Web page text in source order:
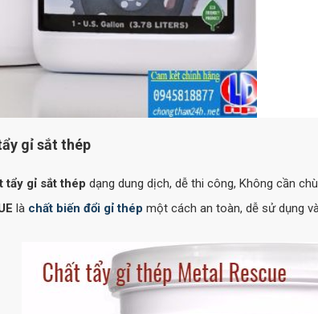
gỉ sắt thép
tẩy gỉ sắt thép dạng dung dịch, dễ thi công, Không cần
là chất biến đổi gỉ thép một cách an toàn, dễ sử dụng